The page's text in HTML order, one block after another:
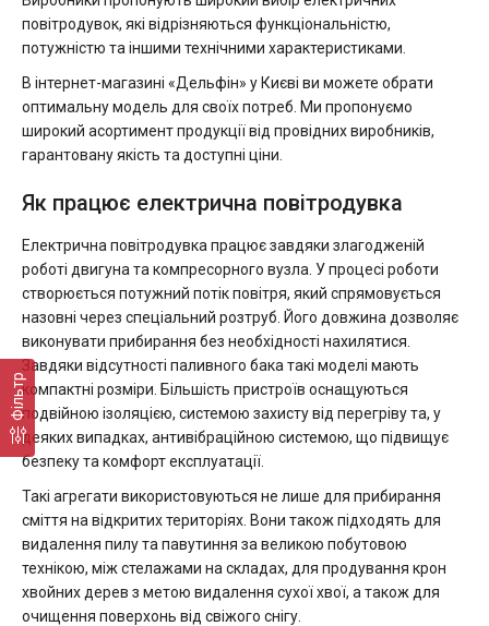
Фільтр
повітродувок, які відрізняються функціональністю,
потужністю та іншими технічними характеристиками.
В інтернет-магазині «Дельфін» у Києві ви можете обрати
оптимальну модель для своїх потреб. Ми пропонуємо
широкий асортимент продукції від провідних виробників,
гарантовану якість та доступні ціни.
Як працює електрична повітродувка
Електрична повітродувка працює завдяки злагодженій
роботі двигуна та компресорного вузла. У процесі роботи
створюється потужний потік повітря, який спрямовується
назовні через спеціальний розтруб. Його довжина дозволяє
виконувати прибирання без необхідності нахилятися.
Завдяки відсутності паливного бака такі моделі мають
компактні розміри. Більшість пристроїв оснащуються
подвійною ізоляцією, системою захисту від перегріву та, у
деяких випадках, антивібраційною системою, що підвищує
безпеку та комфорт експлуатації.
Такі агрегати використовуються не лише для прибирання
сміття на відкритих територіях. Вони також підходять для
видалення пилу та павутиння за великою побутовою
технікою, між стелажами на складах, для продування крон
хвойних дерев з метою видалення сухої хвої, а також для
очищення поверхонь від свіжого снігу.